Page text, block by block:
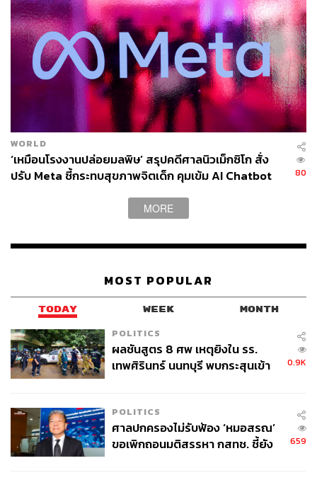
ก่อนหน้านี้ สตาร์เมอร์ เผยว่า เขาจะปรับลดงบประมาณช่วย
เหลือต่างประเทศลง เพื่อเพิ่มงบประมาณใช้จ่ายด้านกลาโหม
ซึ่งถือเป็นความเคลื่อนไหวที่รัฐบาลทรัมป์อาจยินดี แต่ทาง
องค์กรการกุศลด้านการพัฒนา กลับมองว่าแผนของสตาร์เม
อร์ในครั้งนี้ เป็นการ ‘ทรยศ’
องค์กร Save the Children ชี้ถึงแนวคิดตัดงบช่วยเหลือต่าง
ประเทศของสตาร์เมอร์ว่า “การทรยศต่อเด็กที่เปราะบางที่สุด
ในโลกและผลประโยชน์ของชาติของสหราชอาณาจักร”
“การตัดเชือกที่ช่วยชีวิตครอบครัวต่างๆ ในสถานที่ที่อันตราย
ที่สุดนั้นไม่ใช่เรื่องที่น่าเคารพเลย” มอซซัม มาลิก (Moazzam
Malik) ประธานเจ้าหน้าที่บริหารของ Save the Children
กล่าว เป็นการทำลายนโยบายให้ความช่วยเหลือเพื่อมีส่วน
ร่วมอย่างใกล้ชิดกับประเทศต่างๆ ในกลุ่มประเทศกำลัง
พัฒนา
เดวิด มิลลิแบนด์ ซีอีโอของคณะกรรมการกู้ภัยระหว่าง
ประเทศ (International Rescue Committee: IRC) และอดีต
อาณาจักร กล่าวว่าการตัดลดงบช่วยเหลือต่างประเทศ
“เป็นการทำลายชื่อเสียงอันน่าภาคภูมิใจของสหราช
อาณาจักร ในฐานะผู้นำด้านมนุษยธรรมและการพัฒนาระดับ
โลก”
WORLD
‘เหมือนโรงงานปล่อยมลพิษ’ สรุปคดีศาลนิวเม็กซิโก สั่ง
ปรับ Meta ชี้กระทบสุขภาพจิตเด็ก คุมเข้ม AI Chatbot
80
MORE
MOST POPULAR
TODAY WEEK MONTH
POLITICS
ผลชันสูตร 8 ศพ เหตุยิงใน รร.
เทพศิรินทร์ นนทบุรี พบกระสุนเข้า
0.9K
POLITICS
ศาลปกครองไม่รับฟ้อง ‘หมอสรณ’
ขอเพิกถอนมติสรรหา กสทช. ชี้ยัง
659